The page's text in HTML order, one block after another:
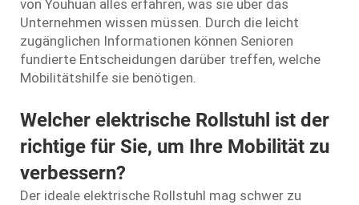
von Youhuan alles erfahren, was sie über das
Unternehmen wissen müssen. Durch die leicht
zugänglichen Informationen können Senioren
fundierte Entscheidungen darüber treffen, welche
Mobilitätshilfe sie benötigen.
Welcher elektrische Rollstuhl ist der
richtige für Sie, um Ihre Mobilität zu
verbessern?
Der ideale elektrische Rollstuhl mag schwer zu